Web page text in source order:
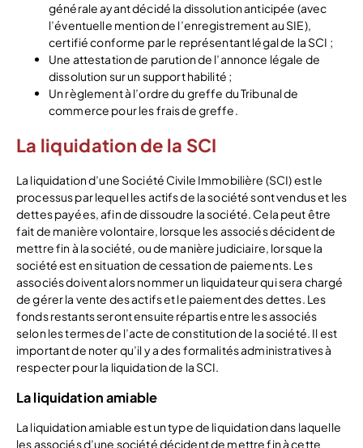
générale ayant décidé la dissolution anticipée (avec
l’éventuelle mention de l’enregistrement au SIE),
certifié conforme par le représentant légal de la SCI ;
Une attestation de parution de l’annonce légale de
dissolution sur un support habilité ;
Un règlement à l’ordre du greffe du Tribunal de
commerce pour les frais de greffe.
La liquidation de la SCI
La liquidation d’une Société Civile Immobilière (SCI) est le
processus par lequel les actifs de la société sont vendus et les
dettes payées, afin de dissoudre la société. Cela peut être
fait de manière volontaire, lorsque les associés décident de
mettre fin à la société, ou de manière judiciaire, lorsque la
société est en situation de cessation de paiements. Les
associés doivent alors nommer un liquidateur qui sera chargé
de gérer la vente des actifs et le paiement des dettes. Les
fonds restants seront ensuite répartis entre les associés
selon les termes de l’acte de constitution de la société. Il est
important de noter qu’il y a des formalités administratives à
respecter pour la liquidation de la SCI.
La liquidation amiable
La liquidation amiable est un type de liquidation dans laquelle
les associés d’une société décident de mettre fin à cette